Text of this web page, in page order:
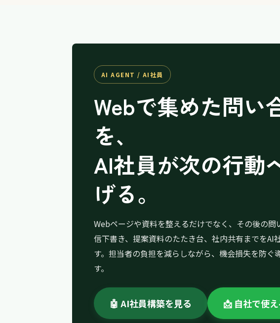
AI AGENT / AI社員
Webで集めた問い
を、
AI社員が次の行動
げる。
Webページや資料を整えるだけでなく、その後の問
信下書き、提案資料のたたき台、社内共有までをAI
す。担当者の負担を減らしながら、機会損失を防ぐ
す。
🤖 AI社員構築を見る 📩 自社で使